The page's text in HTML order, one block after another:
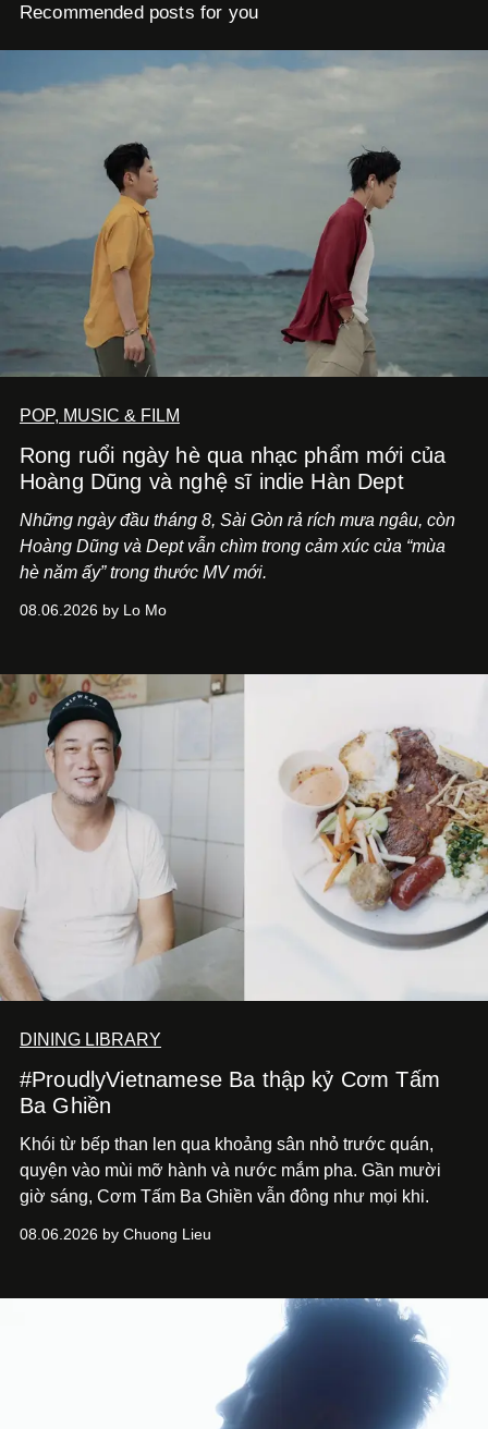
Recommended posts for you
POP, MUSIC & FILM
Rong ruổi ngày hè qua nhạc phẩm mới của
Hoàng Dũng và nghệ sĩ indie Hàn Dept
Những ngày đầu tháng 8, Sài Gòn rả rích mưa ngâu, còn
Hoàng Dũng và Dept vẫn chìm trong cảm xúc của “mùa
hè năm ấy” trong thước MV mới.
08.06.2026 by Lo Mo
DINING LIBRARY
#ProudlyVietnamese Ba thập kỷ Cơm Tấm
Ba Ghiền
Khói từ bếp than len qua khoảng sân nhỏ trước quán,
quyện vào mùi mỡ hành và nước mắm pha. Gần mười
giờ sáng, Cơm Tấm Ba Ghiền vẫn đông như mọi khi.
08.06.2026 by Chuong Lieu